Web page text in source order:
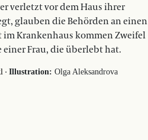
verletzt vor dem Haus ihrer
glauben die Behörden an einen
im Krankenhaus kommen Zweifel
einer Frau, die überlebt hat.
· Illustration: Olga Aleksandrova